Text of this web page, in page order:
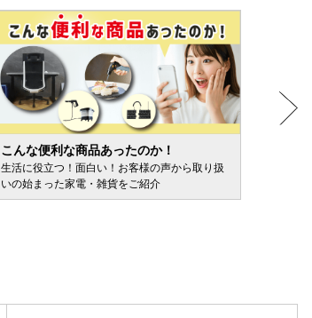
こんな便利な商品あったのか！
生活に役立つ！面白い！お客様の声から取り扱
いの始まった家電・雑貨をご紹介